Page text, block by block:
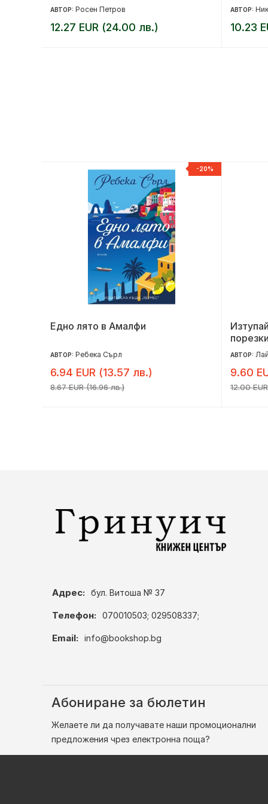
АВТОР: Росен Петров
12.27 EUR (24.00 лв.)
АВТОР:
10.23
-20%
Едно лято в Амалфи
АВТОР: Ребека Сърл
6.94 EUR (13.57 лв.)
8.67 EUR (16.96 лв.)
АВТОР:
9.60
12.00
Адрес: бул. Витоша № 37
Телефон: 070010503; 029508337;
Email: info@bookshop.bg
Абониране за бюлетин
Желаете ли да получавате наши промоционални
предложения чрез електронна поща?